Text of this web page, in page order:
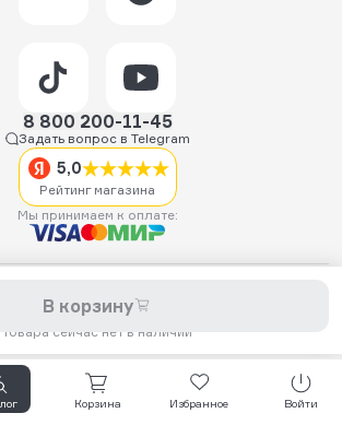
В корзину
Товара сейчас нет в наличии
8 800 200-11-45
Задать вопрос в Telegram
5,0
Рейтинг магазина
Мы принимаем к оплате:
для самокатов, аксессуаров, экипировки,
одежды и обуви.
Корзина Избранное Войти